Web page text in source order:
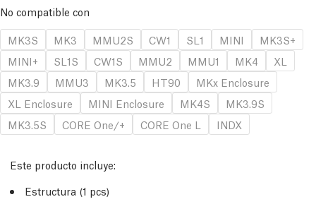
No compatible con
MK3S
MK3 MMU2S CW1 SL1 MINI
MK3S+
MINI+
SL1S CW1S MMU2 MMU1 MK4
XL
MK3.9
MMU3 MK3.5 HT90
MKx Enclosure
XL Enclosure
MINI Enclosure MK4S
MK3.9S
MK3.5S
CORE One/+ CORE One L INDX
Este producto incluye:
Estructura (1 pcs)